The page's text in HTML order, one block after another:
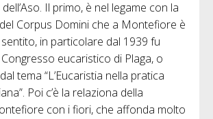
Il primo, è nel legame con la
Corpus Domini che a Montefiore è
in particolare dal 1939 fu
eucaristico di Plaga, o
tema “L’Eucaristia nella pratica
Poi c’è la relaziona della
con i fiori, che affonda molto